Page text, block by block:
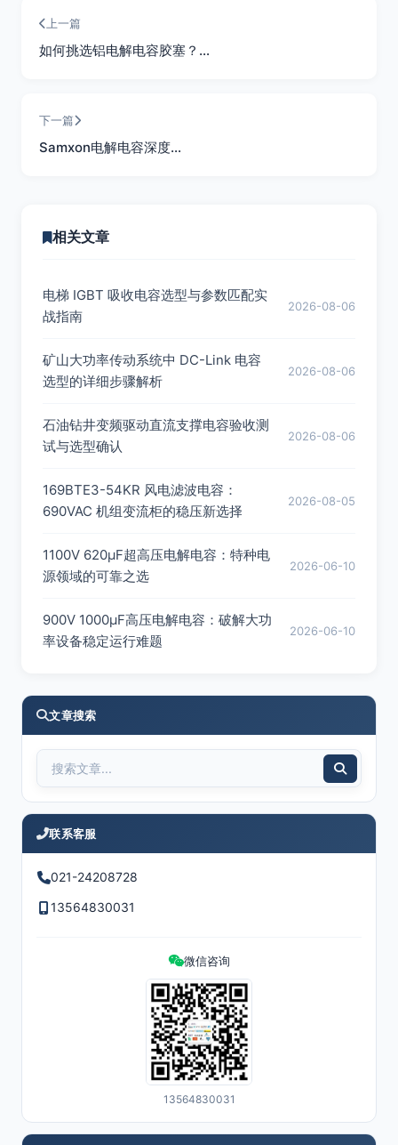
上一篇
如何挑选铝电解电容胶塞？…
下一篇
Samxon电解电容深度…
相关文章
电梯 IGBT 吸收电容选型与参数匹配实
战指南
2026-08-06
矿山大功率传动系统中 DC-Link 电容
选型的详细步骤解析
2026-08-06
石油钻井变频驱动直流支撑电容验收测
试与选型确认
2026-08-06
169BTE3-54KR 风电滤波电容：
690VAC 机组变流柜的稳压新选择
2026-08-05
1100V 620μF超高压电解电容：特种电
源领域的可靠之选
2026-06-10
900V 1000μF高压电解电容：破解大功
率设备稳定运行难题
2026-06-10
文章搜索
联系客服
021-24208728
13564830031
微信咨询
13564830031